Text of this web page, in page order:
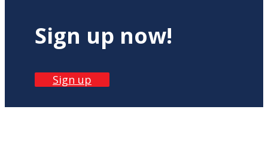
Sign up now!
Sign up